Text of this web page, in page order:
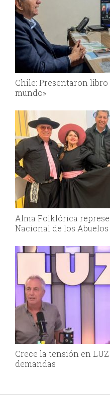
Chile: Presentaron
mundo»
Alma Folklórica
Nacional de los Abuelos
Crece la tensión en
demandas